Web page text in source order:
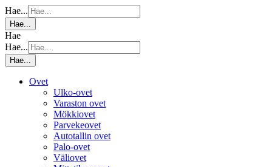
Hae...
Hae...
Hae
Hae...
Hae...
Ovet
Ulko-ovet
Varaston ovet
Mökkiovet
Parvekeovet
Autotallin ovet
Palo-ovet
Väliovet